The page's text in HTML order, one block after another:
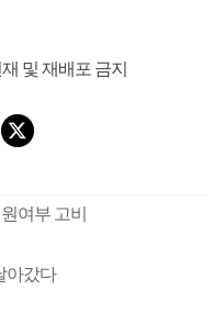
및 재배포 금지
여부 고비
아갔다